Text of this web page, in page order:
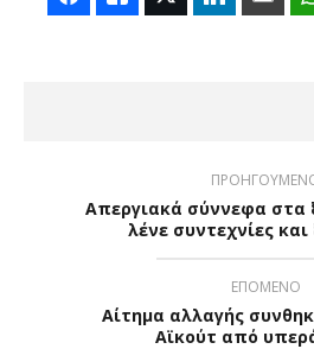
Απεργιακά σύννεφα στα
λένε συντεχνίες και
ΕΠΟΜΕΝΟ
Αίτημα αλλαγής
Αϊκούτ από